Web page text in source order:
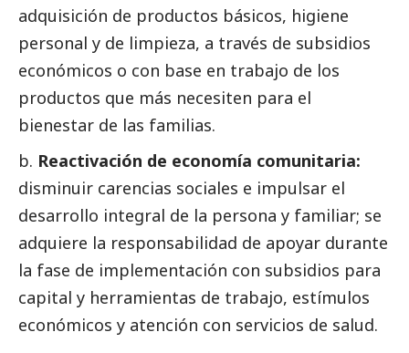
adquisición de productos básicos, higiene
personal y de limpieza, a través de subsidios
económicos o con base en trabajo de los
productos que más necesiten para el
bienestar de las familias.
Reactivación de economía comunitaria:
disminuir carencias sociales e impulsar el
desarrollo integral de la persona y familiar; se
adquiere la responsabilidad de apoyar durante
la fase de implementación con subsidios para
capital y herramientas de trabajo, estímulos
económicos y atención con servicios de salud.